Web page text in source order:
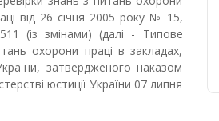
від 26 січня 2005 року № 15,
(із змінами) (далі - Типове
охорони праці в закладах,
затвердженого наказом
юстиції України 07 липня